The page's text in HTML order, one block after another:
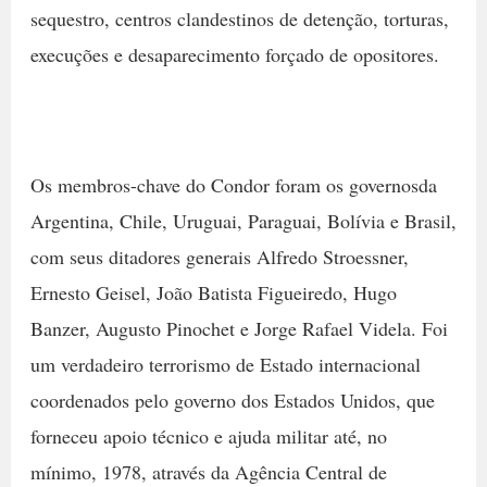
sequestro, centros clandestinos de detenção, torturas,
execuções e desaparecimento forçado de opositores.
Os membros-chave do Condor foram os governosda
Argentina, Chile, Uruguai, Paraguai, Bolívia e Brasil,
com seus ditadores generais Alfredo Stroessner,
Ernesto Geisel, João Batista Figueiredo, Hugo
Banzer, Augusto Pinochet e Jorge Rafael Videla. Foi
um verdadeiro terrorismo de Estado internacional
coordenados pelo governo dos Estados Unidos, que
forneceu apoio técnico e ajuda militar até, no
mínimo, 1978, através da Agência Central de